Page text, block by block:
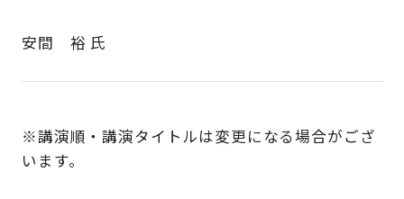
安間 裕 氏
※講演順・講演タイトルは変更になる場合がござ
います。